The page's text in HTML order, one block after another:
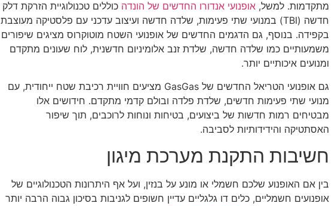
מתקדמות. למשל, אופנועי אנדורו החדשים של הונדה כוללים טכנולוגיית הזרקת דלק
חדשה (TBI) במנועי שתי פעימות, שלדה חדשה ועיצוב עדכני עם פלסטיקה מעוצבת
בקפידה. בנוסף, גם הדגמים החדשים של אופנועי השטח מוטוקרוס מציגים שיפורים
משמעותיים כמו שלדה חדשה, שלדת זנב אלומיניום חדשנית, לוח שעונים מתקדם
ומנועים איכותיים יותר.
גם אופנועי הטריאל החדשים של GasGas מציעים חוויית רכיבת שטח ייחודית, עם
מנועי שתי פעימות חדשים, שלדת פלדה ובולם קדמי מתקדם. חידושים אלו
מבטיחים רמות חדשות של ביצועים, בטיחות ונוחות לרוכבים, תוך שיפור
האסתטיקה והידידותיות לסביבה.
חשיבות התקנת מערכת מיגון
בין אם האופנוע שלכם חשמלי או מונע על בנזין, ועל אף היתרונות הטכנולוגיים של
אופנועים חשמליים, כלים דו גלגליים עדיין חשופים לגניבות בסיכון גבוה הרבה יותר